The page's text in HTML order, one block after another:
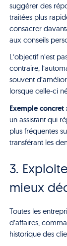
suggérer des
traitées plus
consacrer
aux conseils
L’objectif n’est
contraire,
souvent
lorsque celle-ci
Exemple concret :
un assistant qui
plus fréquentes
transférant les
3.
mieux
Toutes les
d’affaires,
historique des